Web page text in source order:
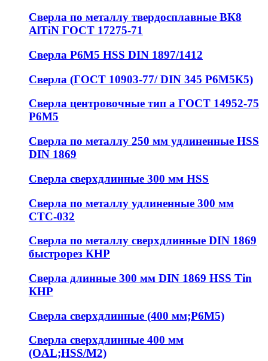
Сверла по металлу твердосплавные ВК8
AlTiN ГОСТ 17275-71
Сверла Р6М5 HSS DIN 1897/1412
Сверла (ГОСТ 10903-77/ DIN 345 Р6М5К5)
Сверла центровочные тип а ГОСТ 14952-75
Р6М5
Сверла по металлу 250 мм удлиненные HSS
DIN 1869
Сверла сверхдлинные 300 мм HSS
Сверла по металлу удлиненные 300 мм
СТС-032
Сверла по металлу сверхдлинные DIN 1869
быстрорез КНР
Сверла длинные 300 мм DIN 1869 HSS Tin
КНР
Сверла сверхдлинные (400 мм;Р6М5)
Сверла сверхдлинные 400 мм
(OAL;HSS/M2)